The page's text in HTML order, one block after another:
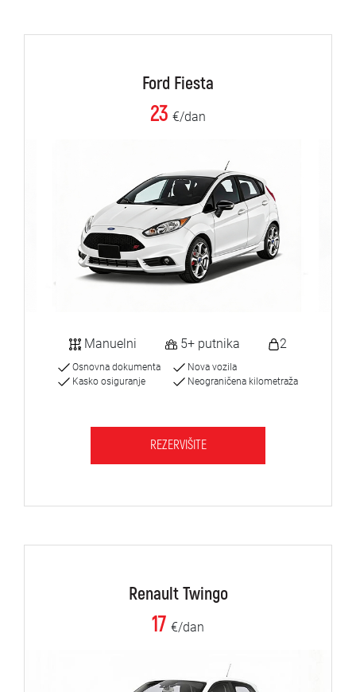
Ford Fiesta
23 €/dan
Manuelni 5+ putnika 2
Osnovna dokumenta
Kasko osiguranje
Nova vozila
Neograničena kilometraža
REZERVIŠITE
Renault Twingo
17 €/dan